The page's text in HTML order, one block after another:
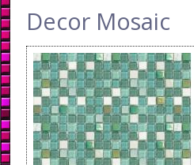
Decor Mosaic